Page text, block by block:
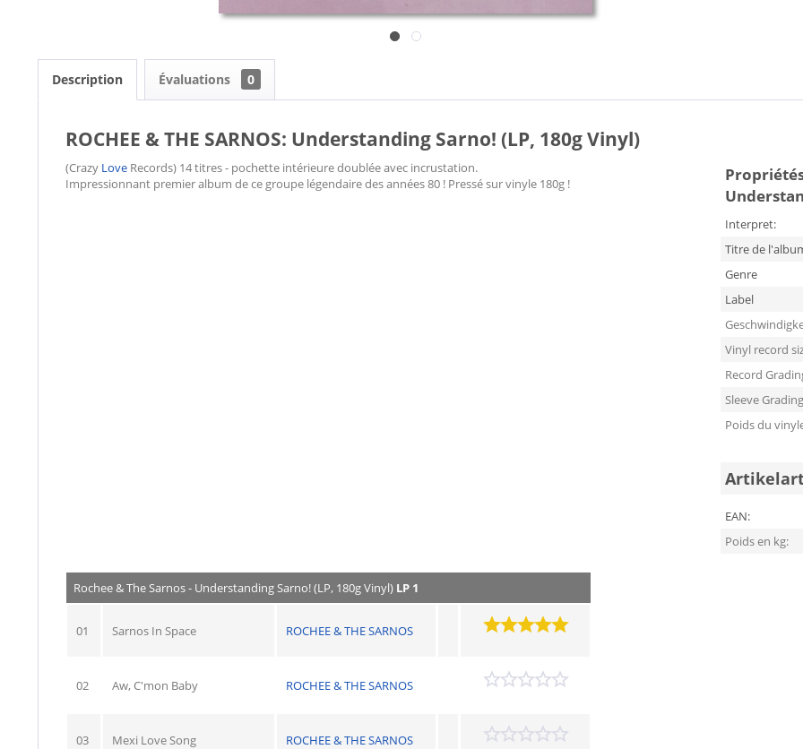
Description Évaluations 0
ROCHEE & THE SARNOS: Understanding Sarno! (LP, 180g Vinyl)
(Crazy Love Records) 14 titres - pochette intérieure doublée avec incrustation.
Impressionnant premier album de ce groupe légendaire des années 80 ! Pressé sur vinyle 180g !
Interpret:
Titre de
Genre
Label
Vinyl record
Record
Sleeve Grading
Poids du
EAN:
Poids en kg:
Rochee & The Sarnos - Understanding Sarno! (LP, 180g Vinyl) LP 1
01 Sarnos In Space ROCHEE & THE SARNOS
02 Aw, C'mon Baby ROCHEE & THE SARNOS
03 Mexi Love Song ROCHEE & THE SARNOS